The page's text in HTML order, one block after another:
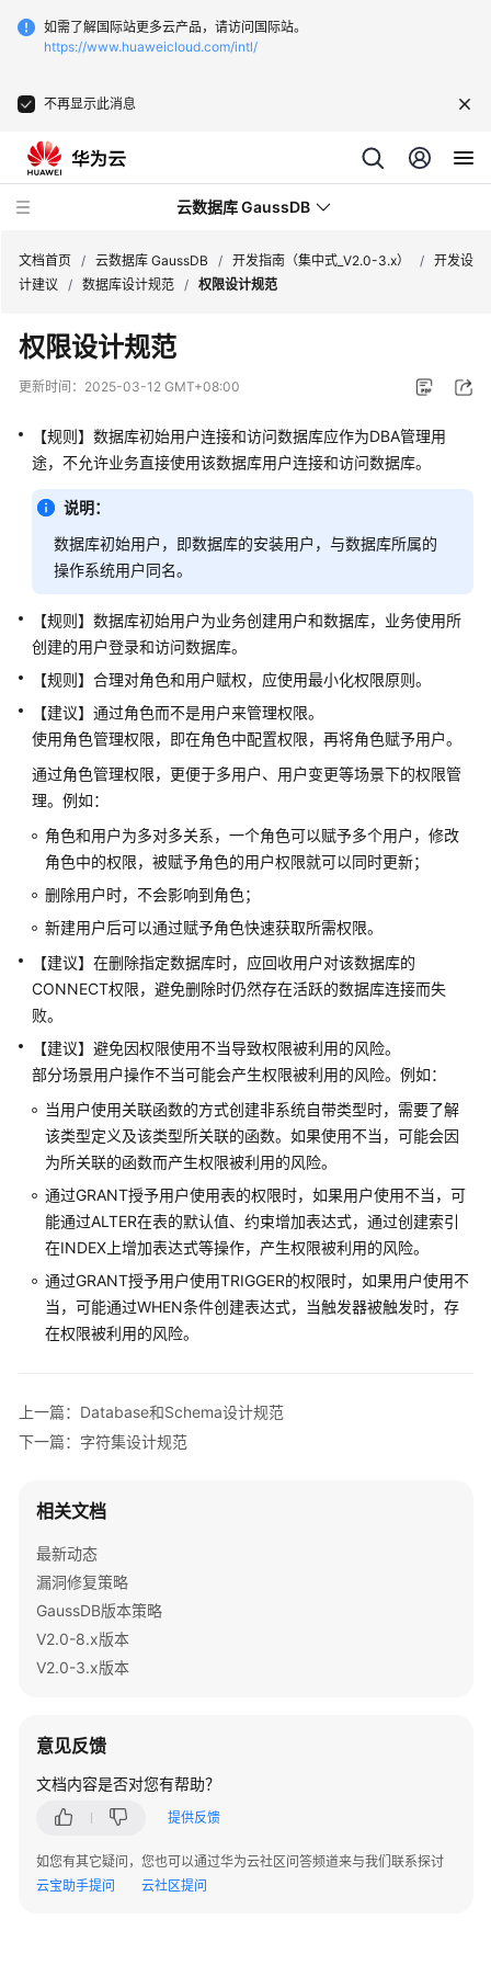
如需了解国际站更多云产品，请访问国际站。
https://www.huaweicloud.com/intl/
不再显示此消息
云数据库 GaussDB
最
新
动
服
务
公
产
品
介
绍
费
说
明
速
入
门
户
指
南
开
指
南
开
发
指
（分
布
式
开
南
中
式
_V2.0-
开
南
（分
布
式
8.x）
文档首页 / 云数据库 GaussDB / 开发指南（集中式_V2.0-3.x） / 开发设
计建议
/ 数据库设计规范 / 权限设计规范
权限设计规范
更新时间： 2025-03-12 GMT+08:00
【规则】数据库初始用户连接和访问数据库应作为DBA管理用
途，不允许业务直接使用该数据库用户连接和访问数据库。
说明：
数据库初始用户，即数据库的安装用户，与数据库所属的
操作系统用户同名。
【规则】数据库初始用户为业务创建用户和数据库，业务使用所
创建的用户登录和访问数据库。
【规则】合理对角色和用户赋权，应使用最小化权限原则。
【建议】通过角色而不是用户来管理权限。
使用角色管理权限，即在角色中配置权限，再将角色赋予用户。
通过角色管理权限，更便于多用户、用户变更等场景下的权限管
理。例如：
角色和用户为多对多关系，一个角色可以赋予多个用户，修改
角色中的权限，被赋予角色的用户权限就可以同时更新；
删除用户时，不会影响到角色；
新建用户后可以通过赋予角色快速获取所需权限。
【建议】在删除指定数据库时，应回收用户对该数据库的
CONNECT权限，避免删除时仍然存在活跃的数据库连接而失
败。
【建议】避免因权限使用不当导致权限被利用的风险。
部分场景用户操作不当可能会产生权限被利用的风险。例如：
当用户使用关联函数的方式创建非系统自带类型时，需要了解
该类型定义及该类型所关联的函数。如果使用不当，可能会因
为所关联的函数而产生权限被利用的风险。
通过GRANT授予用户使用表的权限时，如果用户使用不当，可
能通过ALTER在表的默认值、约束增加表达式，通过创建索引
在INDEX上增加表达式等操作，产生权限被利用的风险。
通过GRANT授予用户使用TRIGGER的权限时，如果用户使用不
当，可能通过WHEN条件创建表达式，当触发器被触发时，存
在权限被利用的风险。
上一篇：Database和Schema设计规范
下一篇：字符集设计规范
相关文档
最新动态
漏洞修复策略
GaussDB版本策略
V2.0-8.x版本
V2.0-3.x版本
意见反馈
文档内容是否对您有帮助？
提供反馈
如您有其它疑问，您也可以通过华为云社区问答频道来与我们联系探讨
云宝助手提问
云社区提问